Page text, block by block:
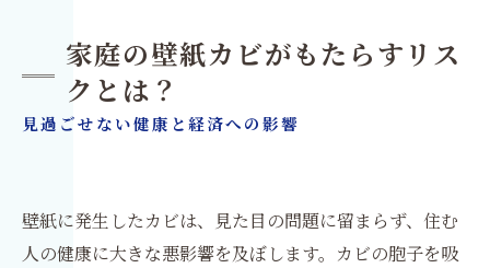
予防策
専門家が教える壁紙カビ対策のポイント
カビフリーな家を目指して
家庭の壁紙カビがもたらすリス
クとは？
見過ごせない健康と経済への影響
壁紙に発生したカビは、見た目の問題に留まらず、住む
人の健康に大きな悪影響を及ぼします。カビの胞子を吸